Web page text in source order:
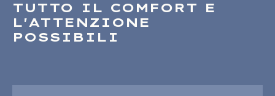
TUTTO IL COMFORT E
L'ATTENZIONE
POSSIBILI